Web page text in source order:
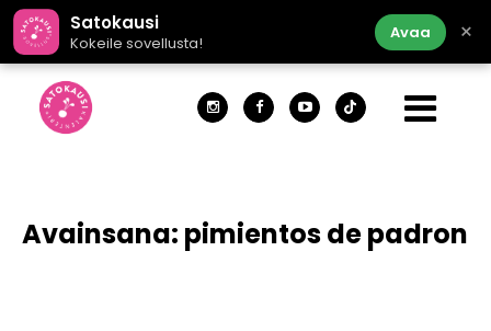
Satokausi
Kokeile sovellusta!
Avaa ×
Avainsana: pimientos de padron